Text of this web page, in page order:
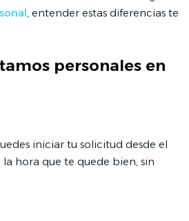
, entender estas diferencias te
personales en
iniciar tu solicitud desde el
hora que te quede bien, sin